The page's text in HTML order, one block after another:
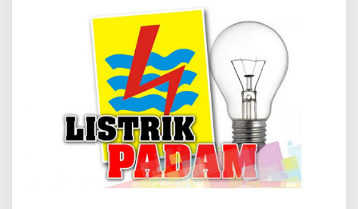
Strawberry,
Sukageuri
View,
Buper
Ipukan
dan
Palutungan
Alami
Pemadaman
Listrik
Hingga
5
Jam